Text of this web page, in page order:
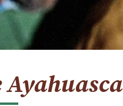
Ayahuasca